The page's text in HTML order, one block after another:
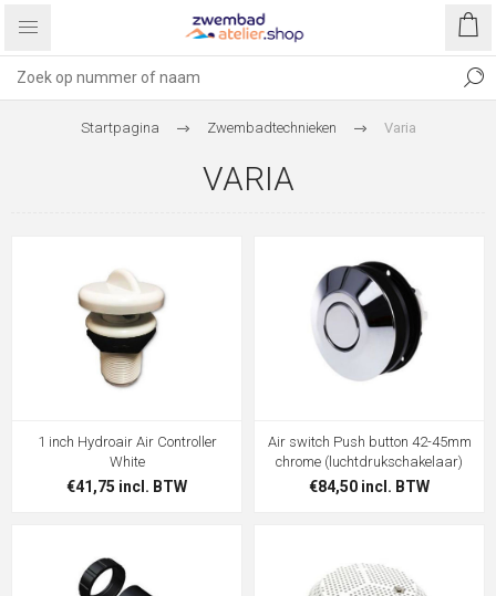
Startpagina Zwembadtechnieken Varia
VARIA
1 inch Hydroair Air Controller
White
€41,75 incl. BTW
Air switch Push button 42-45mm
chrome (luchtdrukschakelaar)
€84,50 incl. BTW